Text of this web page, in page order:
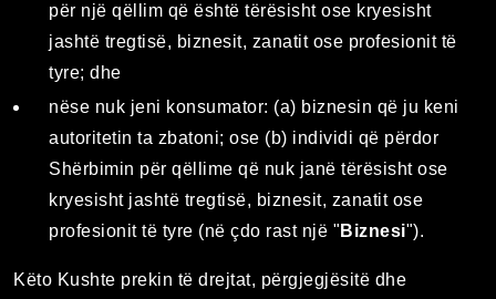
për një qëllim që është tërësisht ose kryesisht
jashtë tregtisë, biznesit, zanatit ose profesionit të
tyre; dhe
nëse nuk jeni konsumator: (a) biznesin që ju keni
autoritetin ta zbatoni; ose (b) individi që përdor
Shërbimin për qëllime që nuk janë tërësisht ose
kryesisht jashtë tregtisë, biznesit, zanatit ose
profesionit të tyre (në çdo rast një " Biznesi").
Këto Kushte prekin të drejtat, përgjegjësitë dhe